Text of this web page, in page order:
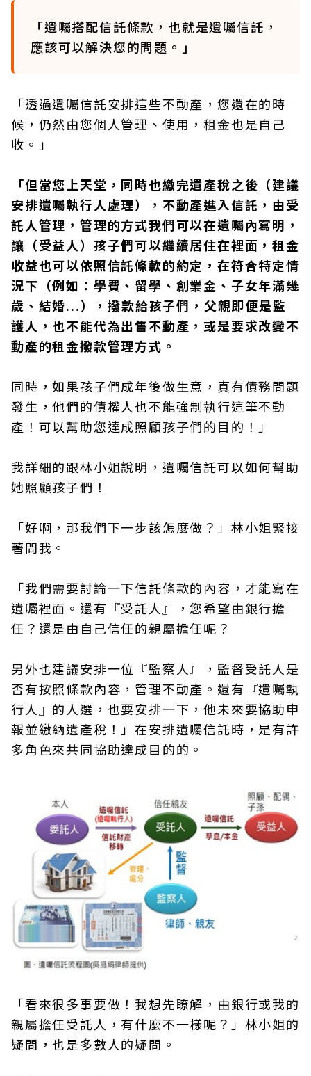
「遺囑搭配信託條款，也就是遺囑信託，
應該可以解決您的問題。」
「透過遺囑信託安排這些不動產，您還在的時
候，仍然由您個人管理、使用，租金也是自己
收。」
「但當您上天堂，同時也繳完遺產稅之後（建議
安排遺囑執行人處理），不動產進入信託，由受
託人管理，管理的方式我們可以在遺囑內寫明，
讓（受益人）孩子們可以繼續居住在裡面，租金
收益也可以依照信託條款的約定，在符合特定情
況下（例如：學費、留學、創業金、子女年滿幾
歲、結婚...），撥款給孩子們，父親即便是監
護人，也不能代為出售不動產，或是要求改變不
動產的租金撥款管理方式。
同時，如果孩子們成年後做生意，真有債務問題
發生，他們的債權人也不能強制執行這筆不動
產！可以幫助您達成照顧孩子們的目的！」
我詳細的跟林小姐說明，遺囑信託可以如何幫助
她照顧孩子們！
「好啊，那我們下一步該怎麼做？」林小姐緊接
著問我。
「我們需要討論一下信託條款的內容，才能寫在
遺囑裡面。還有『受託人』，您希望由銀行擔
任？還是由自己信任的親屬擔任呢？
另外也建議安排一位『監察人』，監督受託人是
否有按照條款內容，管理不動產。還有『遺囑執
行人』的人選，也要安排一下，他未來要協助申
報並繳納遺產稅！」在安排遺囑信託時，是有許
多角色來共同協助達成目的的。
「看來很多事要做！我想先瞭解，由銀行或我的
親屬擔任受託人，有什麼不一樣呢？」林小姐的
疑問，也是多數人的疑問。